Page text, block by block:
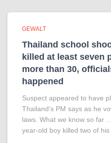
GEWALT
Thailand school
killed at least seven
more than 30,
happened
Suspect appeared to have
Thailand’s PM says as he
laws. What we know so far
year-old boy killed two of his